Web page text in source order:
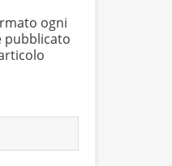
ogni
pubblicato